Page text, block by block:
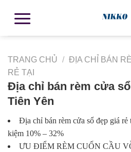
TRANG CHỦ / ĐỊA CHỈ BÁN
RẺ TẠI
Địa chỉ bán rèm cửa
Tiên Yên
Địa chỉ bán rèm cửa sổ đẹp giá
kiệm 10% – 32%
ƯU ĐIỂM RÈM CUỐN CẦU